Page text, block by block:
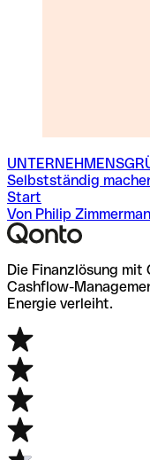
Selbstständig
Start
Von Philip
Die Finanzlösung
Cashflow-
Energie verleiht.